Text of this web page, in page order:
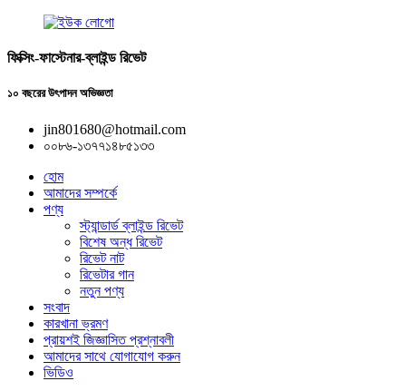
ফিক্সিং-ফাস্টেনার-ব্লাইন্ড রিভেট
১০ বছরের উৎপাদন অভিজ্ঞতা
jin801680@hotmail.com
০০৮৬-১৩৭৭১৪৮৫১৩৩
হোম
আমাদের সম্পর্কে
পণ্য
স্ট্যান্ডার্ড ব্লাইন্ড রিভেট
বিশেষ অন্ধ রিভেট
রিভেট নাট
রিভেটার গান
নতুন পণ্য
সংবাদ
কারখানা ভ্রমণ
প্রায়শই জিজ্ঞাসিত প্রশ্নাবলী
আমাদের সাথে যোগাযোগ করুন
ভিডিও